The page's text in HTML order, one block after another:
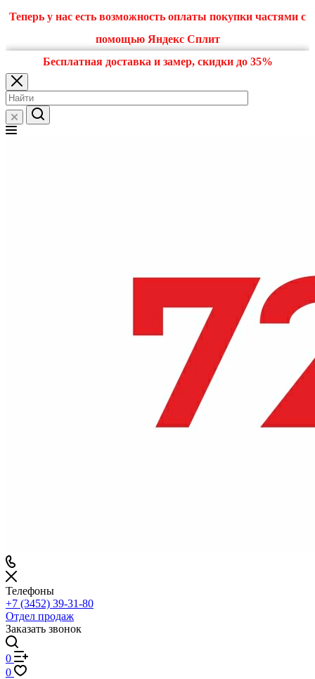
Теперь у нас есть возможность оплаты покупки частями с
помощью Яндекс Сплит
Бесплатная доставка и замер, скидки до 35%
Телефоны
+7 (3452) 39-31-80
Отдел продаж
Заказать звонок
0
0